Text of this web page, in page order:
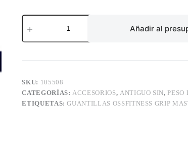
GUANTILLAS
OSSFITNESS
MASTER
Añadir al
SKU: 105508
CATEGORÍAS:ACCESORIOS, ANTIGUO SIN, PESO
ETIQUETAS:GUANTILLAS OSSFITNESS GRIP